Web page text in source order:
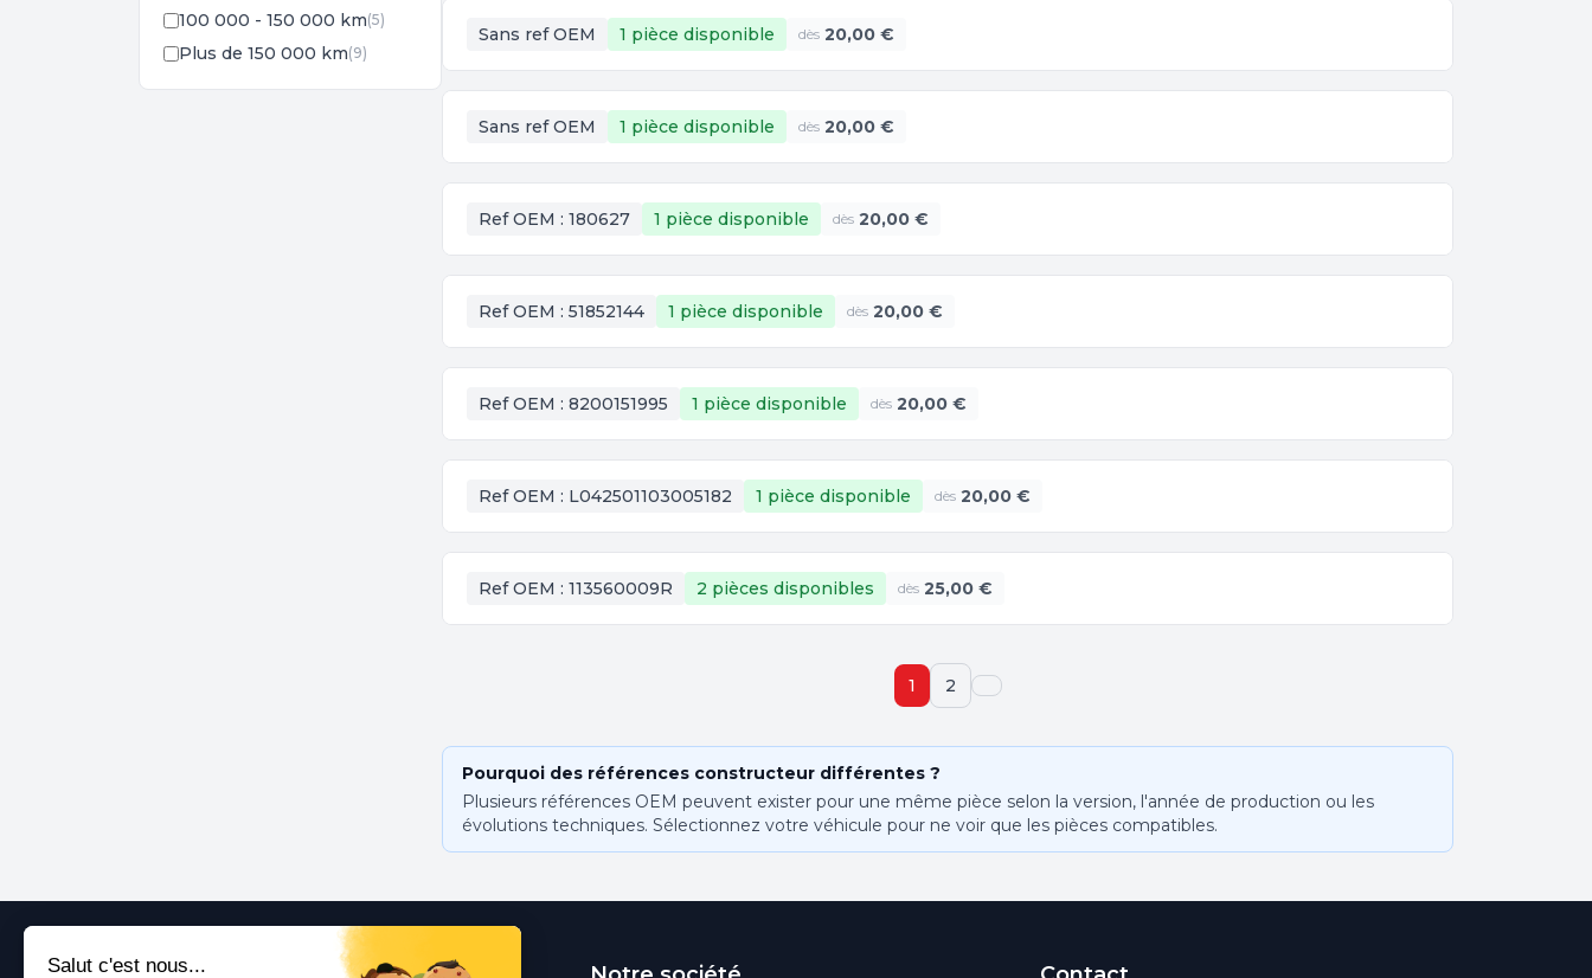
100 000 - 150 000 km(5)
Plus de 150 000 km(9)
Sans ref OEM 1 pièce disponible dès 20,00 €
Sans ref OEM 1 pièce disponible dès 20,00 €
Ref OEM : 180627 1 pièce disponible dès 20,00 €
Ref OEM : 51852144 1 pièce disponible dès 20,00 €
Ref OEM : 8200151995 1 pièce disponible dès 20,00 €
Ref OEM : L042501103005182 1 pièce disponible dès 20,00 €
Ref OEM : 113560009R 2 pièces disponibles dès 25,00 €
1 2
Pourquoi des références constructeur différentes ?
Plusieurs références OEM peuvent exister pour une même pièce selon la version, l'année de production ou les
évolutions techniques. Sélectionnez votre véhicule pour ne voir que les pièces compatibles.